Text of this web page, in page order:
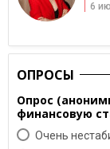
6
ОПРОСЫ
Опрос
финансовую
Очень